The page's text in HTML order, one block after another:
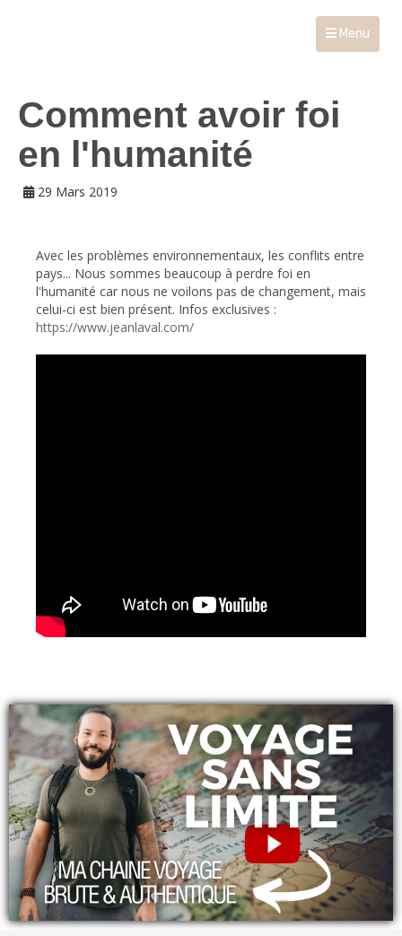
Menu
Comment avoir foi
en l'humanité
29 Mars 2019
Avec les problèmes environnementaux, les conflits entre
pays... Nous sommes beaucoup à perdre foi en
l'humanité car nous ne voilons pas de changement, mais
celui-ci est bien présent. Infos exclusives :
https://www.jeanlaval.com/